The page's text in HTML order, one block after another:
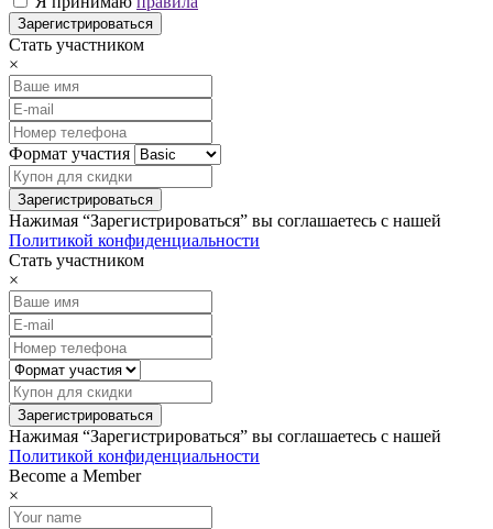
Стать участником
×
Формат участия
Нажимая “Зарегистрироваться” вы соглашаетесь с нашей
Политикой конфиденциальности
Стать участником
×
Нажимая “Зарегистрироваться” вы соглашаетесь с нашей
Политикой конфиденциальности
Become a Member
×